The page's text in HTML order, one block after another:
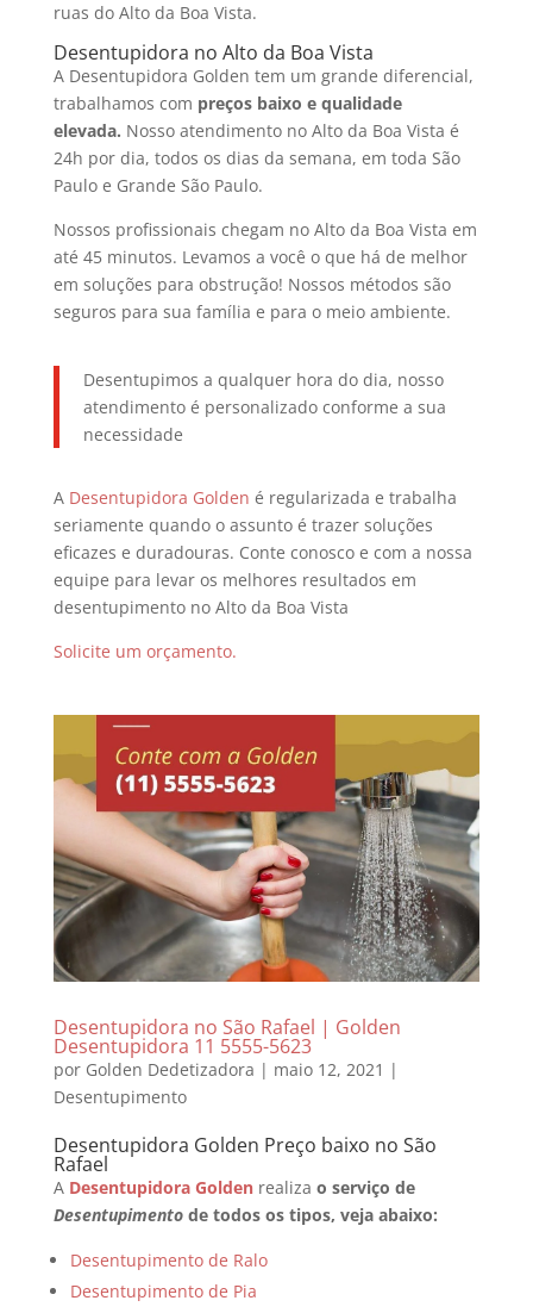
ruas do Alto da Boa Vista.
Desentupidora no Alto da Boa Vista
A Desentupidora Golden tem um grande diferencial,
trabalhamos com preços baixo e qualidade
elevada. Nosso atendimento no Alto da Boa Vista é
24h por dia, todos os dias da semana, em toda São
Paulo e Grande São Paulo.
Nossos profissionais chegam no Alto da Boa Vista em
até 45 minutos. Levamos a você o que há de melhor
em soluções para obstrução! Nossos métodos são
seguros para sua família e para o meio ambiente.
Desentupimos a qualquer hora do dia, nosso
atendimento é personalizado conforme a sua
necessidade
A Desentupidora Golden é regularizada e trabalha
seriamente quando o assunto é trazer soluções
eficazes e duradouras. Conte conosco e com a nossa
equipe para levar os melhores resultados em
desentupimento no Alto da Boa Vista
Solicite um orçamento.
Desentupidora no São Rafael | Golden
Desentupidora 11 5555-5623
por Golden Dedetizadora | maio 12, 2021 |
Desentupimento
Desentupidora Golden Preço baixo no São
Rafael
A Desentupidora Golden realiza o serviço de
Desentupimentode todos os tipos, veja abaixo:
Desentupimento de Ralo
Desentupimento de Pia